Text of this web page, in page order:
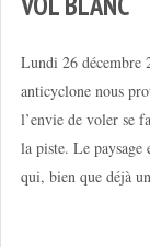
Lundi 26 décembre
anticyclone nous
l’envie de voler se
la piste. Le paysage
qui, bien que déjà